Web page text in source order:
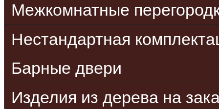
Межкомнатные
Нестандартная
Барные двери
Изделия из дерева на